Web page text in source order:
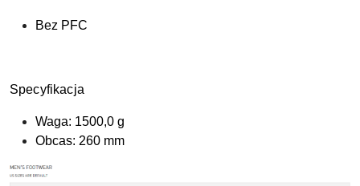
Bez PFC
Specyfikacja
Waga: 1500,0 g
Obcas: 260 mm